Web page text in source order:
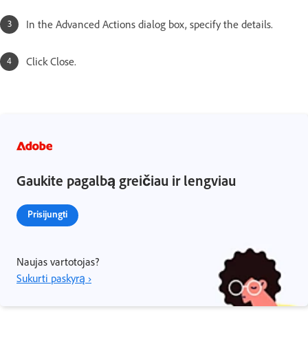
In the Advanced Actions dialog box, specify the details.
Click Close.
Gaukite pagalbą greičiau ir lengviau
Prisijungti
Naujas vartotojas?
Sukurti paskyrą ›